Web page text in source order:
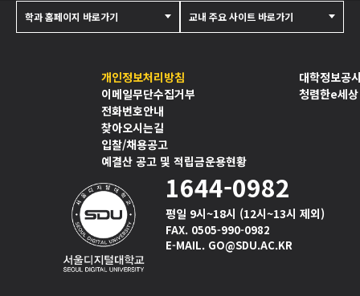
개인정보처리방침
이메일무단수집거부
전화번호안내
찾아오시는길
입찰/채용공고
예결산 공고 및 적립금운용현황
대학정보공
청렴한e세상
1644-0982
평일 9시~18시 (12시~13시 제외)
FAX. 0505-990-0982
E-MAIL. GO@SDU.AC.KR
학과 홈페이지 바로가기 교내 주요 사이트 바로가기